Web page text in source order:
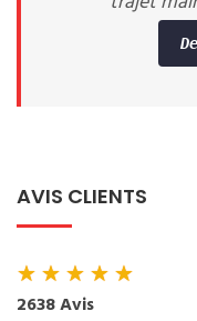
AVIS CLIENTS
★★★★★
2638 Avis